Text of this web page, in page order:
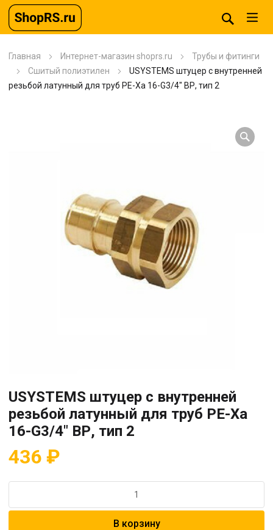
Главная Интернет-магазин shoprs.ru
Трубы и фитинги
Сшитый полиэтилен
USYSTEMS штуцер с внутренней
резьбой латунный для труб PE-Xa 16-G3/4″ ВР, тип 2
USYSTEMS штуцер с внутренней
резьбой латунный для труб PE-Xa
16-G3/4″ ВР, тип 2
436 ₽
USYSTEMS
В корзину